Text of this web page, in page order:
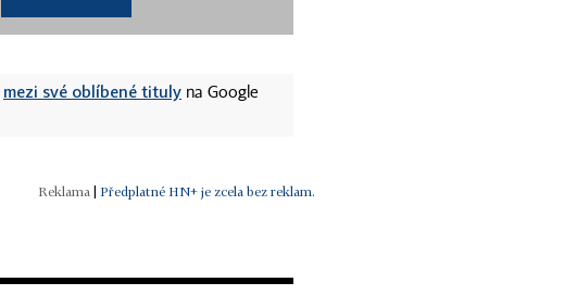
mezi své oblíbené tituly na Google
| Předplatné HN+ je zcela bez reklam.